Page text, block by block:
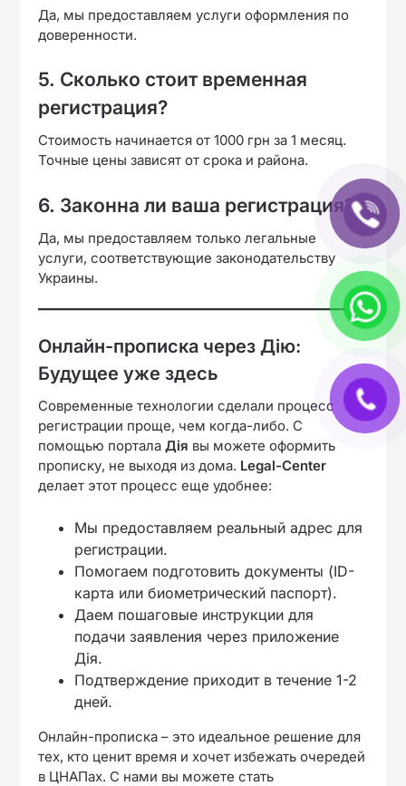
Да, мы предоставляем услуги оформления по
доверенности.
5. Сколько стоит временная
регистрация?
Стоимость начинается от 1000 грн за 1 месяц.
Точные цены зависят от срока и района.
6. Законна ли ваша регистрация?
Да, мы предоставляем только легальные
услуги, соответствующие законодательству
Украины.
Онлайн-прописка через Дію:
Будущее уже здесь
Современные технологии сделали процесс
регистрации проще, чем когда-либо. С
помощью порталаДія вы можете оформить
прописку, не выходя из дома. Legal-Center
делает этот процесс еще удобнее:
Мы предоставляем реальный адрес для
регистрации.
Помогаем подготовить документы (ID-
карта или биометрический паспорт).
Даем пошаговые инструкции для
подачи заявления через приложение
Дія.
Подтверждение приходит в течение 1-2
дней.
Онлайн-прописка – это идеальное решение для
тех, кто ценит время и хочет избежать очередей
в ЦНАПах. С нами вы можете стать